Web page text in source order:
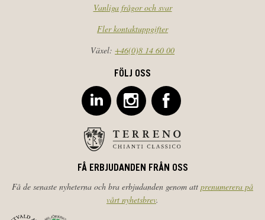
Vanliga frågor och svar
Fler kontaktuppgifter
Växel: +46(0)8 14 60 00
FÖLJ OSS
FÅ ERBJUDANDEN FRÅN OSS
Få de senaste nyheterna och bra erbjudanden genom att prenumerera på
vårt nyhetsbrev.